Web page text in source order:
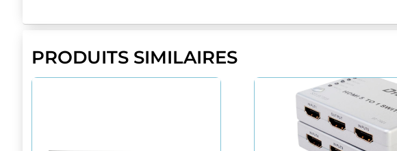
PRODUITS SIMILAIRES